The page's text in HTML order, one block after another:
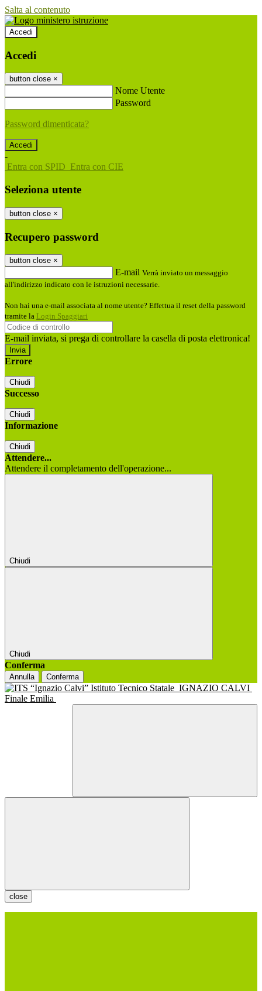
Salta al contenuto
Accedi
Accedi
button close ×
Nome Utente
Password
Password dimenticata?
-
Entra con SPID Entra con CIE
Seleziona utente
button close ×
Recupero password
button close ×
E-mail Verrà inviato un messaggio
all'indirizzo indicato con le istruzioni necessarie.
Non hai una e-mail associata al nome utente? Effettua il reset della password
tramite la Login Spaggiari
E-mail inviata, si prega di controllare la casella di posta elettronica!
Errore
Chiudi
Successo
Chiudi
Informazione
Chiudi
Attendere...
Attendere il completamento dell'operazione...
Chiudi
Chiudi
Conferma
Annulla Conferma
Istituto Tecnico Statale IGNAZIO CALVI
Finale Emilia
close